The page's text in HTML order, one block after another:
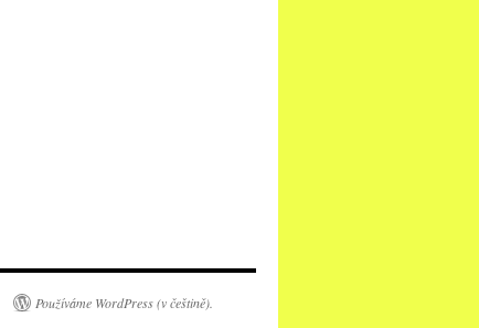
Používáme WordPress (v češtině).